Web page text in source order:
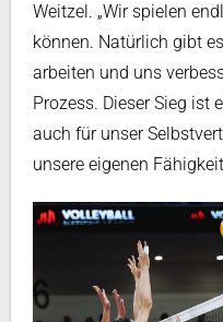
Weitzel. „Wir spielen
können. Natürlich gibt
arbeiten und uns
Prozess. Dieser Sieg ist
auch für unser
unsere eigenen